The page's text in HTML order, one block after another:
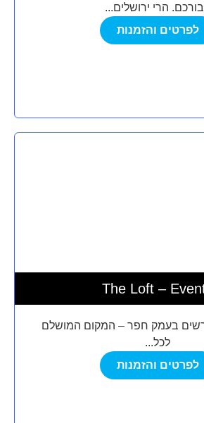
הרי ירושלים...
לפרטים והזמנות
The Loft –
בעמק חפר – המקום המושלם
לכל...
לפרטים והזמנות